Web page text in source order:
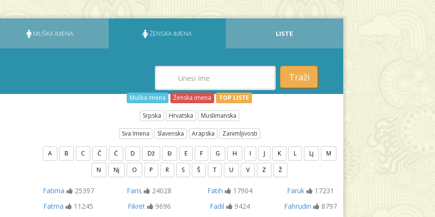
MUŠKA IMENA ŽENSKA IMENA LISTE
Traži
Muška imena Ženska imena TOP LISTE
Srpska Hrvatska Muslimanska
Sva Imena Slavenska Arapska Zanimljivosti
A B C Č Ć D Dž Đ E F G H I J K L Lj
M
N
Nj O P R S Š T U V Z Ž
Fatima 25397 Faris 24028 Fatih 17904 Faruk
17231
Fatma
11245 Fikret 9696 Fadil 9424 Fahrudin
8797